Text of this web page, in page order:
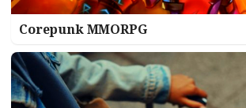
Corepunk MMORPG